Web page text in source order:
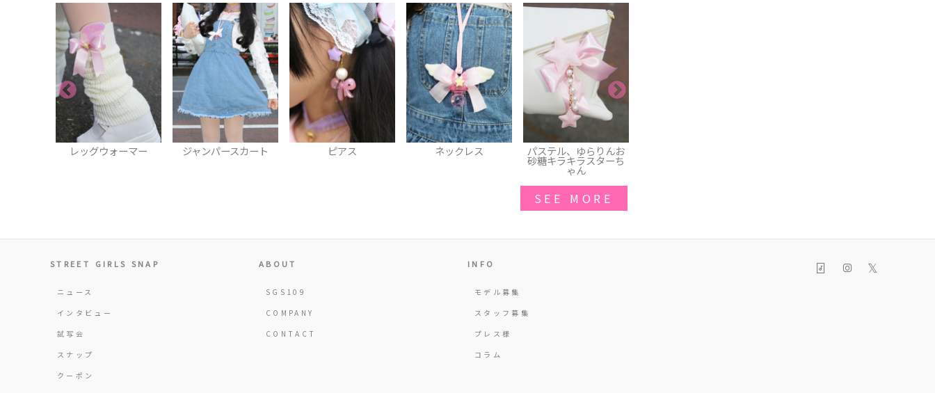
ジャンパースカート ピアス ネックレス パステル、ゆらりんお
砂糖キラキラスターち
パンプス
SEE MORE
STREET GIRLS SNAP
ニュース
インタビュー
試写会
スナップ
クーポン
ABOUT
SGS109
COMPANY
CONTACT
INFO
モデル募集
スタッフ募集
プレス様
コラム
𝕏